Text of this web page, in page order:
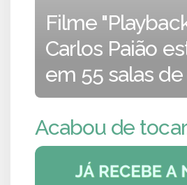
Filme
Carlos Paião
em 55 salas
Acabou de